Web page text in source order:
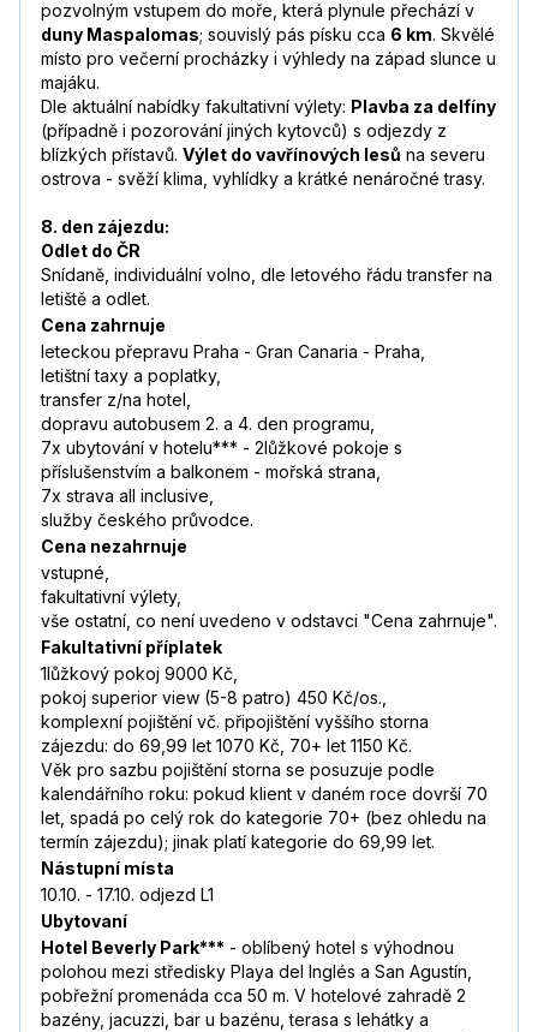
pozvolným vstupem do moře, která plynule přechází v
duny Maspalomas; souvislý pás písku cca 6 km. Skvělé
místo pro večerní procházky i výhledy na západ slunce u
majáku.
Dle aktuální nabídky fakultativní výlety: Plavba za delfíny
(případně i pozorování jiných kytovců) s odjezdy z
blízkých přístavů. Výlet do vavřínových lesů na severu
ostrova - svěží klima, vyhlídky a krátké nenáročné trasy.
8. den zájezdu:
Odlet do ČR
Snídaně, individuální volno, dle letového řádu transfer na
letiště a odlet.
Cena zahrnuje
leteckou přepravu Praha - Gran Canaria - Praha,
letištní taxy a poplatky,
transfer z/na hotel,
dopravu autobusem 2. a 4. den programu,
7x ubytování v hotelu*** - 2lůžkové pokoje s
příslušenstvím a balkonem - mořská strana,
7x strava all inclusive,
služby českého průvodce.
Cena nezahrnuje
vstupné,
fakultativní výlety,
vše ostatní, co není uvedeno v odstavci "Cena zahrnuje".
Fakultativní příplatek
1lůžkový pokoj 9000 Kč,
pokoj superior view (5-8 patro) 450 Kč/os.,
komplexní pojištění vč. připojištění vyššího storna
zájezdu: do 69,99 let 1070 Kč, 70+ let 1150 Kč.
Věk pro sazbu pojištění storna se posuzuje podle
kalendářního roku: pokud klient v daném roce dovrší 70
let, spadá po celý rok do kategorie 70+ (bez ohledu na
termín zájezdu); jinak platí kategorie do 69,99 let.
Nástupní místa
10.10. - 17.10. odjezd L1
Ubytovaní
Hotel Beverly Park*** - oblíbený hotel s výhodnou
polohou mezi středisky Playa del Inglés a San Agustín,
pobřežní promenáda cca 50 m. V hotelové zahradě 2
bazény, jacuzzi, bar u bazénu, terasa s lehátky a